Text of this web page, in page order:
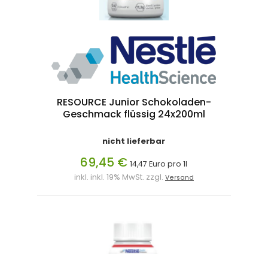
RESOURCE Junior Schokoladen-
Geschmack flüssig 24x200ml
nicht lieferbar
69,45 € 14,47 Euro pro 1l
inkl. inkl. 19% MwSt. zzgl. Versand